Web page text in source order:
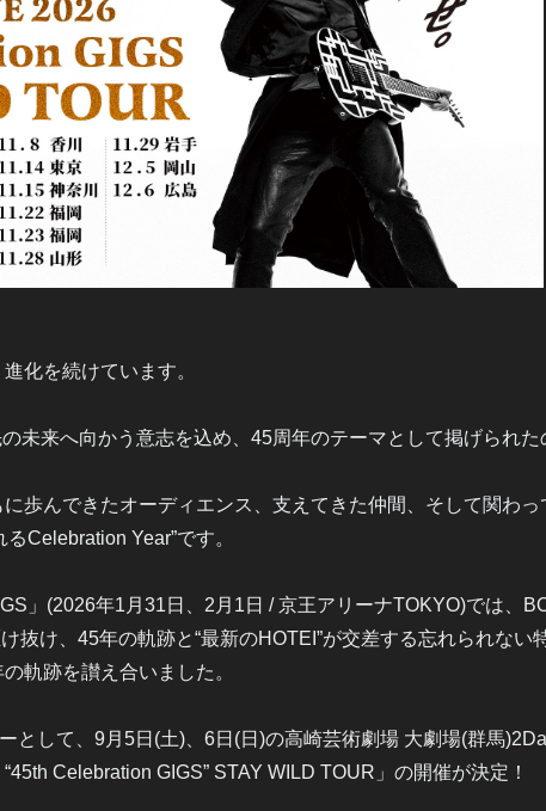
化を続けています。
未来へ向かう意志を込め、45周年のテーマとして掲げられた
歩んできたオーディエンス、支えてきた仲間、そして関わっ
Celebration Year”です。
」(2026年1月31日、2月1日 / 京王アリーナTOKYO)では、
け、45年の軌跡と“最新のHOTEI”が交差する忘れられない
軌跡を讃え合いました。
として、9月5日(土)、6日(日)の高崎芸術劇場 大劇場(群馬
Celebration GIGS” STAY WILD TOUR」の開催が決定！